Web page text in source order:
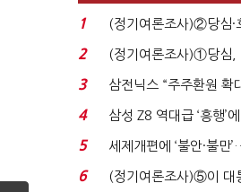
1
(정기여론조사)②당심·
청래 '초접전'...
2
(정기여론조사)①당심,
'초접전'…대통령 ...
3
삼전닉스 “주주환원 확
로이터에 성명...
4
삼성 Z8 역대급 ‘흥행’
목…9월 ‘폴...
5
세제개편에 ‘불안·불만
세 구하기 더 ...
6
(정기여론조사)⑤이 대